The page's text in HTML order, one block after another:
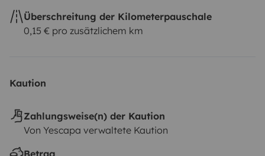
Überschreitung der Kilometerpauschale
0,15 € pro zusätzlichem km
Kaution
Zahlungsweise(n) der Kaution
Von Yescapa verwaltete Kaution